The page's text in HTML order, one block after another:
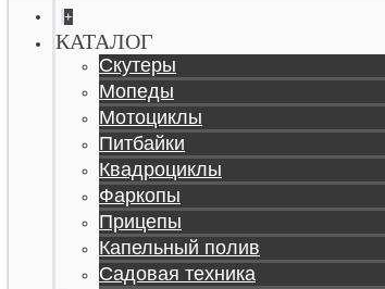
+
КАТАЛОГ
Скутеры
Мопеды
Мотоциклы
Питбайки
Квадроциклы
Фаркопы
Прицепы
Капельный полив
Садовая техника